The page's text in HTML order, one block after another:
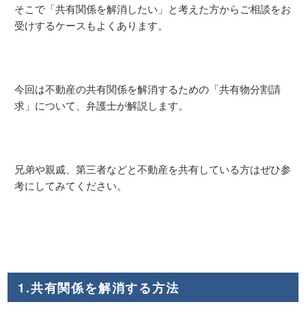
そこで「共有関係を解消したい」と考えた方からご相談をお
受けするケースもよくあります。
今回は不動産の共有関係を解消するための「共有物分割請
求」について、弁護士が解説します。
兄弟や親戚、第三者などと不動産を共有している方はぜひ参
考にしてみてください。
1.共有関係を解消する方法